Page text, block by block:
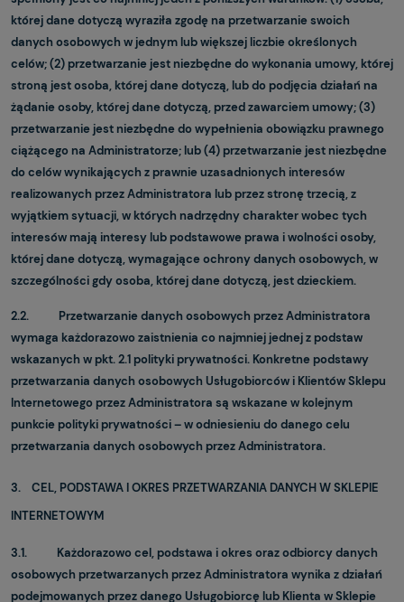
której dane dotyczą wyraziła zgodę na przetwarzanie swoich
danych osobowych w jednym lub większej liczbie określonych
celów; (2) przetwarzanie jest niezbędne do wykonania umowy, której
stroną jest osoba, której dane dotyczą, lub do podjęcia działań na
żądanie osoby, której dane dotyczą, przed zawarciem umowy; (3)
przetwarzanie jest niezbędne do wypełnienia obowiązku prawnego
ciążącego na Administratorze; lub (4) przetwarzanie jest niezbędne
do celów wynikających z prawnie uzasadnionych interesów
realizowanych przez Administratora lub przez stronę trzecią, z
wyjątkiem sytuacji, w których nadrzędny charakter wobec tych
interesów mają interesy lub podstawowe prawa i wolności osoby,
której dane dotyczą, wymagające ochrony danych osobowych, w
szczególności gdy osoba, której dane dotyczą, jest dzieckiem.
2.2. Przetwarzanie danych osobowych przez Administratora
wymaga każdorazowo zaistnienia co najmniej jednej z podstaw
wskazanych w pkt. 2.1 polityki prywatności. Konkretne podstawy
przetwarzania danych osobowych Usługobiorców i Klientów Sklepu
Internetowego przez Administratora są wskazane w kolejnym
punkcie polityki prywatności – w odniesieniu do danego celu
przetwarzania danych osobowych przez Administratora.
3. CEL, PODSTAWA I OKRES PRZETWARZANIA DANYCH W SKLEPIE
INTERNETOWYM
3.1. Każdorazowo cel, podstawa i okres oraz odbiorcy danych
osobowych przetwarzanych przez Administratora wynika z działań
podejmowanych przez danego Usługobiorcę lub Klienta w Sklepie